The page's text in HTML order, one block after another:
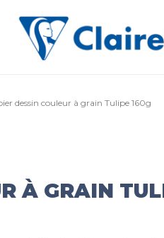
dessin couleur à grain Tulipe 160g
À GRAIN